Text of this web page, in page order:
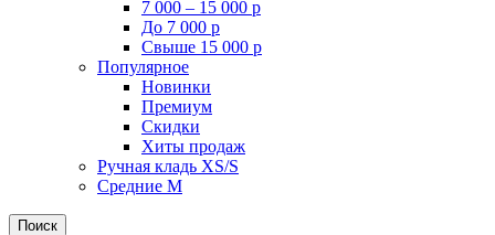
7 000 – 15 000 р
До 7 000 р
Свыше 15 000 р
Популярное
Новинки
Премиум
Скидки
Хиты продаж
Ручная кладь XS/S
Средние M
Поиск